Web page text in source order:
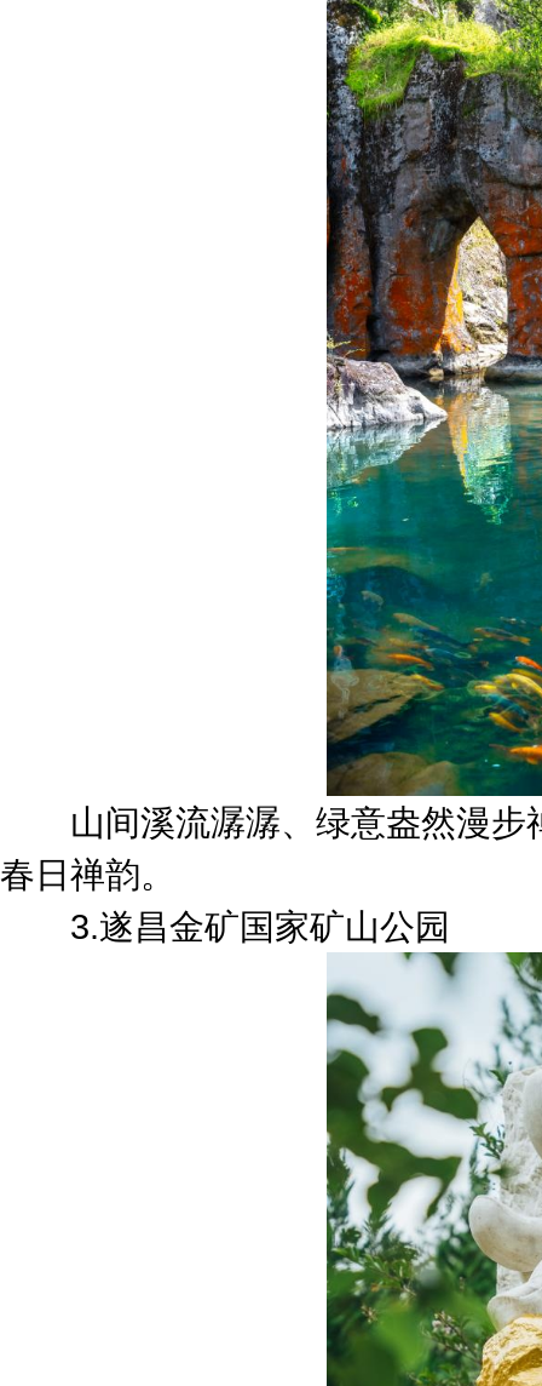
山间溪流潺潺、绿意盎然漫步
春日禅韵。
3.遂昌金矿国家矿山公园